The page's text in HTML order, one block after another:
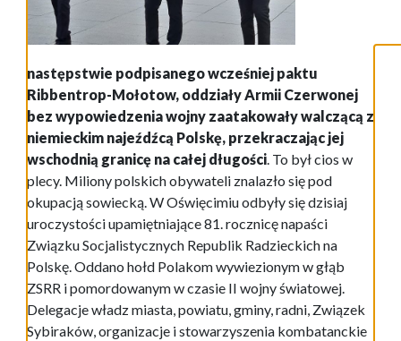
następstwie podpisanego wcześniej paktu
Ribbentrop-Mołotow, oddziały Armii Czerwonej
bez wypowiedzenia wojny zaatakowały walczącą z
niemieckim najeźdźcą Polskę, przekraczając jej
wschodnią granicę na całej długości. To był cios w
plecy. Miliony polskich obywateli znalazło się pod
okupacją sowiecką. W Oświęcimiu odbyły się dzisiaj
uroczystości upamiętniające 81. rocznicę napaści
Związku Socjalistycznych Republik Radzieckich na
Polskę. Oddano hołd Polakom wywiezionym w głąb
ZSRR i pomordowanym w czasie II wojny światowej.
Delegacje władz miasta, powiatu, gminy, radni, Związek
Sybiraków, organizacje i stowarzyszenia kombatanckie